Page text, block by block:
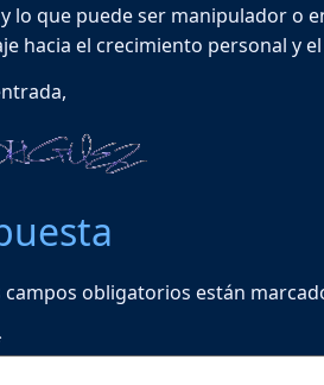
que puede ser manipulador o
hacia el crecimiento personal y
campos obligatorios están